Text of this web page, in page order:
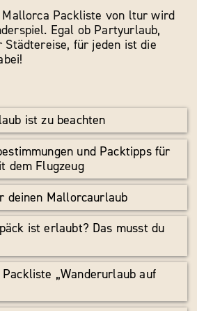
Packliste von ltur wird
Egal ob Partyurlaub,
Städtereise, für jeden ist die
ist zu beachten
und Packtipps für
dem Flugzeug
deinen Mallorcaurlaub
ist erlaubt? Das musst du
Packliste „Wanderurlaub auf